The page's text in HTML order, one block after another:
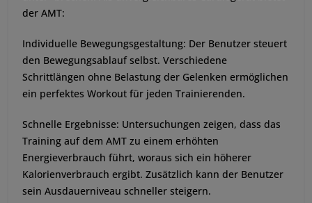
der AMT:
Individuelle Bewegungsgestaltung: Der Benutzer steuert
den Bewegungsablauf selbst. Verschiedene
Schrittlängen ohne Belastung der Gelenken ermöglichen
ein perfektes Workout für jeden Trainierenden.
Schnelle Ergebnisse: Untersuchungen zeigen, dass das
Training auf dem AMT zu einem erhöhten
Energieverbrauch führt, woraus sich ein höherer
Kalorienverbrauch ergibt. Zusätzlich kann der Benutzer
sein Ausdauerniveau schneller steigern.